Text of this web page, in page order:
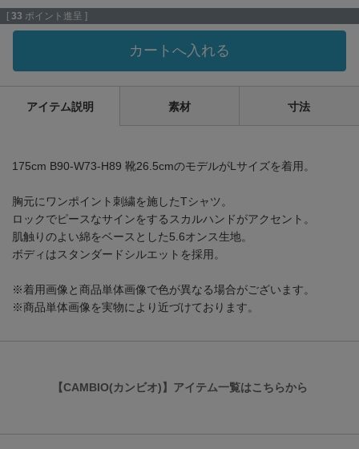
[ 33 ポイント進呈 ]
カートへ入れる
アイテム説明 素材 寸法
175cm B90-W73-H89 靴26.5cmのモデルがLサイズを着用。
胸元にワンポイント刺繍を施したTシャツ。
ロックでピースなサインをするスカルハンドがアクセント。
肌触りのよい綿をベースとした5.6オンス生地。
ボディはスタンダードシルエットを採用。
※着用画像と商品単体画像で色が異なる場合がございます。
※商品単体画像を実物により近づけております。
【CAMBIO(カンビオ)】アイテム一覧はこちらから